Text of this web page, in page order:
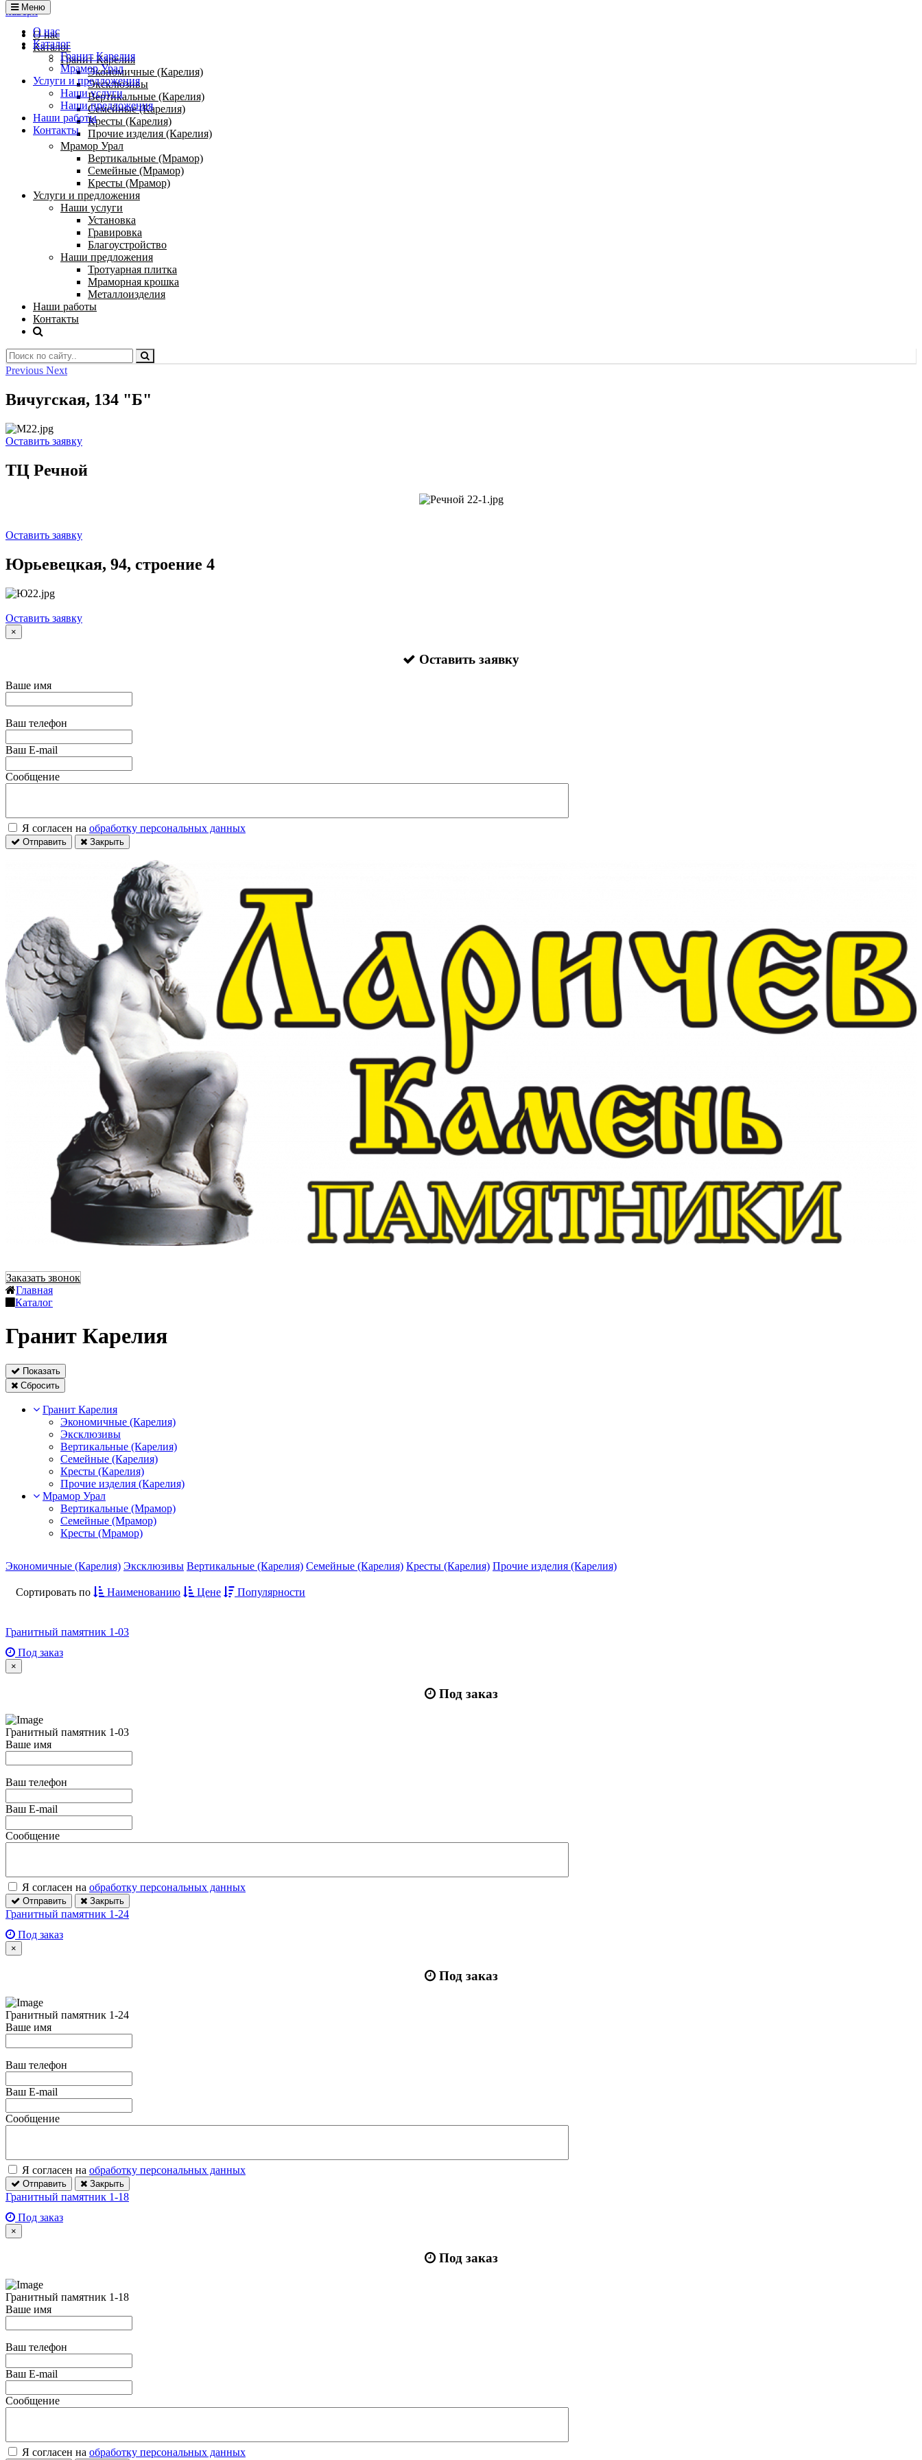
наверх
Меню
О нас
Каталог
Гранит Карелия
Мрамор Урал
Услуги и предложения
Наши услуги
Наши предложения
Наши работы
Контакты
О нас
Каталог
Гранит Карелия
Экономичные (Карелия)
Эксклюзивы
Вертикальные (Карелия)
Семейные (Карелия)
Кресты (Карелия)
Прочие изделия (Карелия)
Мрамор Урал
Вертикальные (Мрамор)
Семейные (Мрамор)
Кресты (Мрамор)
Услуги и предложения
Наши услуги
Установка
Гравировка
Благоустройство
Наши предложения
Тротуарная плитка
Мраморная крошка
Металлоизделия
Наши работы
Контакты
Previous Next
Вичугская, 134 "Б"
Оставить заявку
ТЦ Речной
Оставить заявку
Юрьевецкая, 94, строение 4
Оставить заявку
×
Оставить заявку
Ваше имя
Ваш телефон
Ваш E-mail
Сообщение
Я согласен на обработку персональных данных
Отправить Закрыть
Заказать звонок
Главная
Каталог
Гранит Карелия
Показать
Сбросить
Гранит Карелия
Экономичные (Карелия)
Эксклюзивы
Вертикальные (Карелия)
Семейные (Карелия)
Кресты (Карелия)
Прочие изделия (Карелия)
Мрамор Урал
Вертикальные (Мрамор)
Семейные (Мрамор)
Кресты (Мрамор)
Экономичные (Карелия) Эксклюзивы Вертикальные (Карелия) Семейные (Карелия) Кресты (Карелия) Прочие изделия (Карелия)
Сортировать по Наименованию Цене Популярности
Гранитный памятник 1-03
Под заказ
×
Под заказ
Гранитный памятник 1-03
Ваше имя
Ваш телефон
Ваш E-mail
Сообщение
Я согласен на обработку персональных данных
Отправить Закрыть
Гранитный памятник 1-24
Под заказ
×
Под заказ
Гранитный памятник 1-24
Ваше имя
Ваш телефон
Ваш E-mail
Сообщение
Я согласен на обработку персональных данных
Отправить Закрыть
Гранитный памятник 1-18
Под заказ
×
Под заказ
Гранитный памятник 1-18
Ваше имя
Ваш телефон
Ваш E-mail
Сообщение
Я согласен на обработку персональных данных